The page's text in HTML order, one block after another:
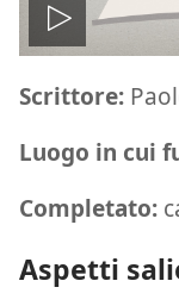
Play
Scrittore:
Luogo in cui
Completato:
Aspetti